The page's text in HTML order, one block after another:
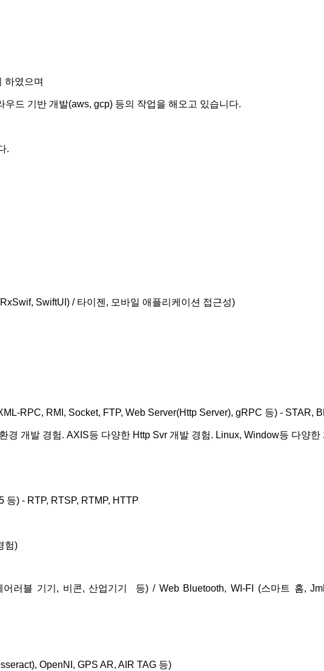
하였으며
드 기반 개발(aws, gcp) 등의 작업을 해오고 있습니다.
.
SwiftUI) / 타이젠, 모바일 애플리케이션 접근성)
RPC, RMI, Socket, FTP, Web Server(Http Server), gRPC 등) - STAR,
개발 경험. AXIS등 다양한 Http Svr 개발 경험. Linux, Window등 다양한
등) - RTP, RTSP, RTMP, HTTP
험)
러블 기기, 비콘, 산업기기 등) / Web Bluetooth, WI-FI (스마트 홈,
OpenNI, GPS AR, AIR TAG 등)